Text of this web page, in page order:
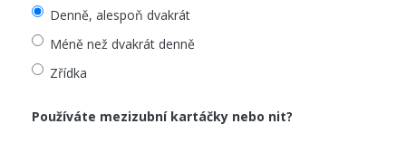
Denně, alespoň dvakrát
Méně než dvakrát denně
Zřídka
Používáte mezizubní kartáčky nebo nit?